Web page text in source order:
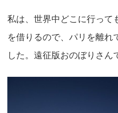
私は、世界中どこに行って
を借りるので、パリを離れ
した。遠征版おのぼりさん